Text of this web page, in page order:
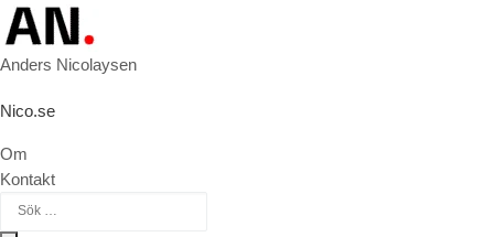
Hoppa till innehåll
Anders Nicolaysen
Nico.se
Om
Kontakt